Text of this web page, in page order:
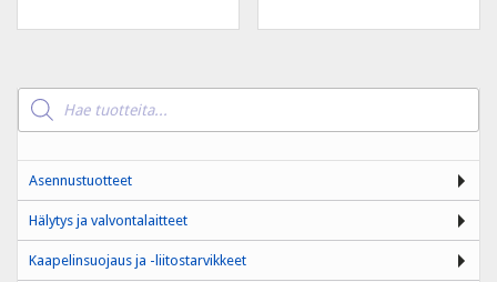
Products
search
Asennustuotteet
Hälytys ja valvontalaitteet
Kaapelinsuojaus ja -liitostarvikkeet